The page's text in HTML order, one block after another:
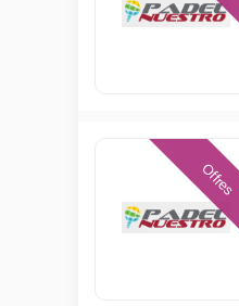
Offres